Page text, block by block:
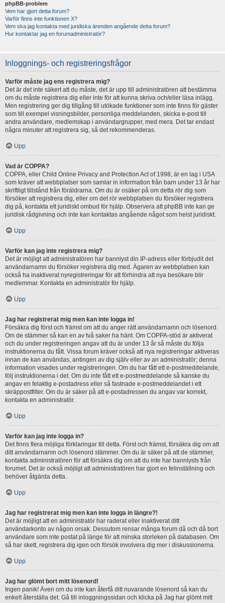
phpBB-problem
Vem har gjort detta forum?
Varför finns inte funktionen X?
Vem ska jag kontakta med juridiska ärenden angående detta forum?
Hur kontaktar jag en forumadministratör?
Inloggnings- och registreringsfrågor
Varför måste jag ens registrera mig?
Det är det inte säkert att du måste, det är upp till administratören att bestämma
om du måste registrera dig eller inte för att kunna skriva och/eller läsa inlägg.
Men registrering ger dig tillgång till utökade funktioner som inte finns för gäster
som till exempel visningsbilder, personliga meddelanden, skicka e-post till
andra användare, medlemskap i användargrupper, med mera. Det tar endast
några minuter att registrera sig, så det rekommenderas.
Upp
Vad är COPPA?
COPPA, eller Child Online Privacy and Protection Act of 1998, är en lag i USA
som kräver att webbplatser som samlar in information från barn under 13 år har
skriftligt tillstånd från föräldrarna. Om du är osäker på om detta rör dig som
försöker att registrera dig, eller om det rör webbplatsen du försöker registrera
dig på, kontakta ett juridiskt ombud för hjälp. Observera att phpBB inte kan ge
juridisk rådgivning och inte kan kontaktas angående något som helst juridiskt.
Upp
Varför kan jag inte registrera mig?
Det är möjligt att administratören har bannlyst din IP-adress eller förbjudit det
användarnamn du försöker registrera dig med. Ägaren av webbplatsen kan
också ha inaktiverat nyregistreringar för att förhindra att nya besökare blir
medlemmar. Kontakta en administratör för hjälp.
Upp
Jag har registrerat mig men kan inte logga in!
Försäkra dig först och främst om att du anger rätt användarnamn och lösenord.
Om de stämmer så kan en av två saker ha hänt. Om COPPA-stöd är aktiverat
och du under registreringen angav att du är under 13 år så måste du följa
instruktionerna du fått. Vissa forum kräver också att nya registreringar aktiveras
innan de kan användas, antingen av dig själv eller av an administratör; denna
information visades under registreringen. Om du har fått ett e-postmeddelande,
följ instruktionerna i det. Om du inte fått ett e-postmeddelande så kanske du
angav en felaktig e-postadress eller så fastnade e-postmeddelandet i ett
skräppostfilter. Om du är säker på att e-postadressen du angav var korrekt,
kontakta en administratör.
Upp
Varför kan jag inte logga in?
Det finns flera möjliga förklaringar till detta. Först och främst, försäkra dig om att
ditt användarnamn och lösenord stämmer. Om du är säker på att de stämmer,
kontakta administratören för att försäkra dig om att du inte har bannlysts från
forumet. Det är också möjligt att administratören har gjort en felinställning och
behöver åtgärda detta.
Upp
Jag har registrerat mig men kan inte logga in längre?!
Det är möjligt att en administratör har raderat eller inaktiverat ditt
användarkonto av någon orsak. Dessutom rensar många forum då och då bort
användare som inte postat på länge för att minska storleken på databasen. Om
så har skett, registrera dig igen och försök involvera dig mer i diskussionerna.
Upp
Jag har glömt bort mitt lösenord!
Ingen panik! Även om du inte kan återfå ditt nuvarande lösenord så kan du
enkelt återställa det. Gå till inloggningssidan och klicka på Jag har glömt mitt